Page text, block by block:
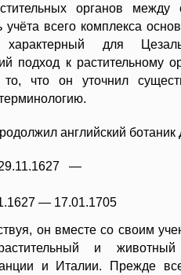
органов
учёта всего комплекса
для
подход к растительному
что он уточнил
английский
— 17.01.1705
он вместе со своим
и
и Италии. Прежде